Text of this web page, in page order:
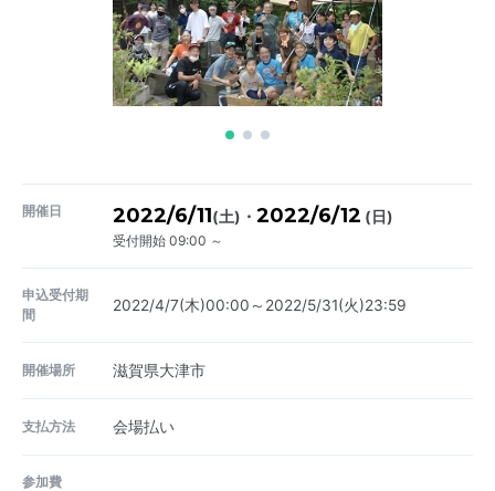
開催日 2022/6/11(土) ・ 2022/6/12 (日)
受付開始 09:00 ～
申込受付期
間
2022/4/7(木)00:00～2022/5/31(火)23:59
開催場所 滋賀県大津市
支払方法 会場払い
参加費